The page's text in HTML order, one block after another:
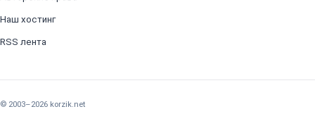
Наш хостинг
RSS лента
© 2003–2026 korzik.net